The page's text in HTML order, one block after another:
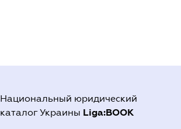
Национальный юридический
каталог Украины Liga:BOOK